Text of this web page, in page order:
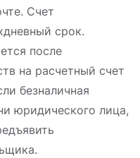
Счет
срок.
после
на расчетный счет
безналичная
юридического лица,